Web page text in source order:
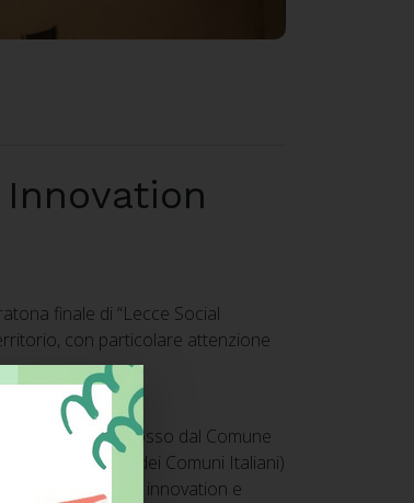
finale di “Lecce Social
con particolare attenzione
progetto promosso dal Comune
Nazionale dei Comuni Italiani)
Cities: social innovation e